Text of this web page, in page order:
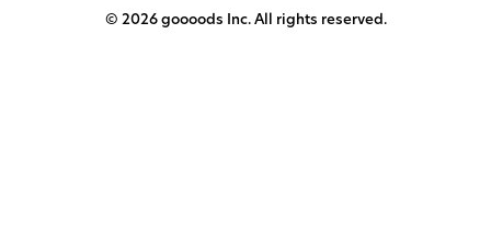
© 2026 goooods Inc. All rights reserved.